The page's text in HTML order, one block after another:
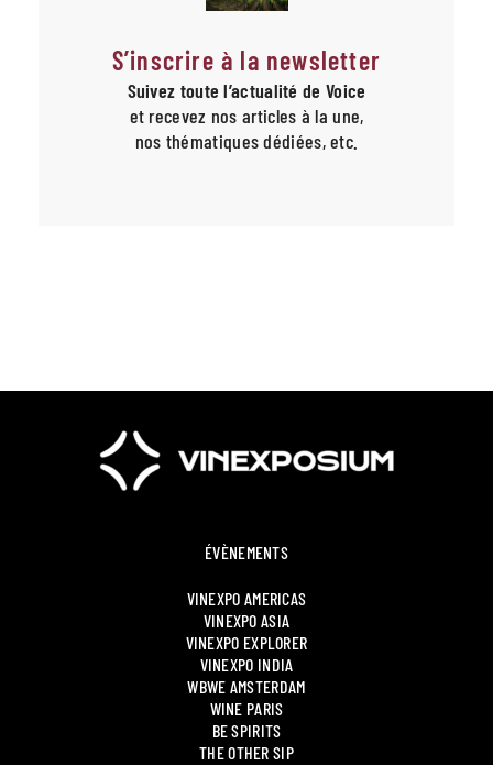
S’inscrire à la newsletter
Suivez toute l’actualité de Voice
et recevez nos articles à la une,
nos thématiques dédiées, etc.
ÉVÈNEMENTS
VINEXPO AMERICAS
VINEXPO ASIA
VINEXPO EXPLORER
VINEXPO INDIA
WBWE AMSTERDAM
WINE PARIS
BE SPIRITS
THE OTHER SIP